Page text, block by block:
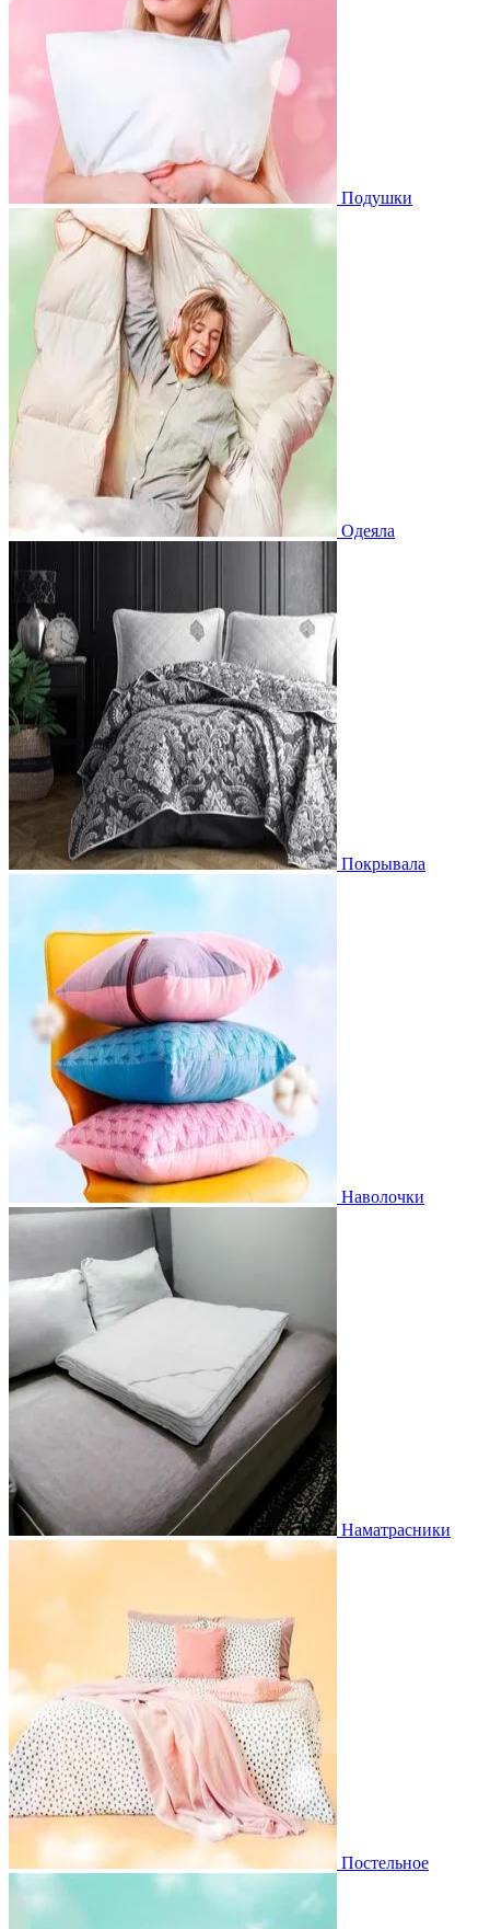
Подушки
Одеяла
Покрывала
Наволочки
Наматрасники
Постельное